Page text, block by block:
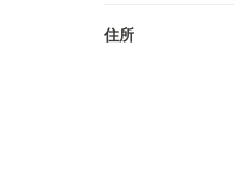
住所